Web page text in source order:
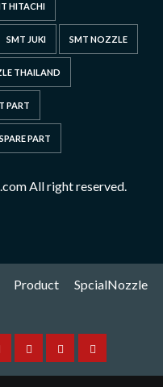
HITACHI
SMT JUKI SMT NOZZLE
THAILAND
PART
PART
All right reserved.
Product SpcialNozzle
I
HitachiSpcialNozzle